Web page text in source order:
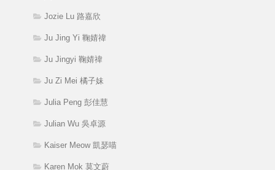
Jozie Lu 路嘉欣
Ju Jing Yi 鞠婧禕
Ju Jingyi 鞠婧禕
Ju Zi Mei 橘子妹
Julia Peng 彭佳慧
Julian Wu 吳卓源
Kaiser Meow 凱瑟喵
Karen Mok 莫文蔚